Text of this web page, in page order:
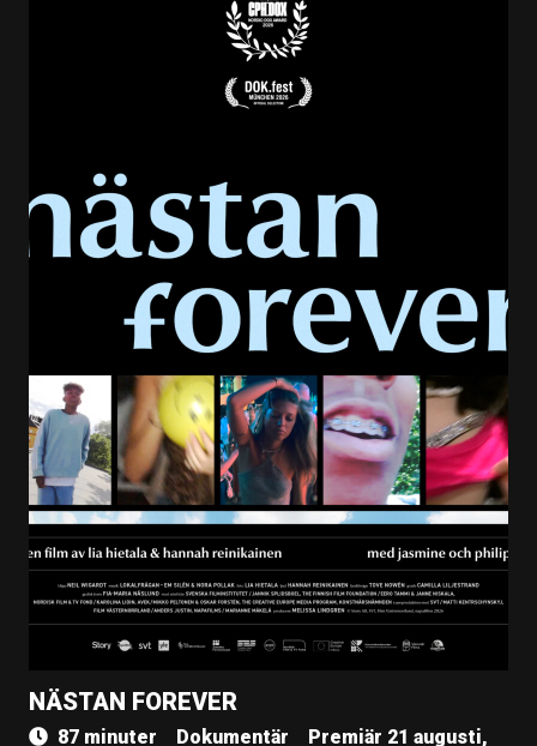
NÄSTAN FOREVER
87 minuter Dokumentär Premiär 21 augusti,